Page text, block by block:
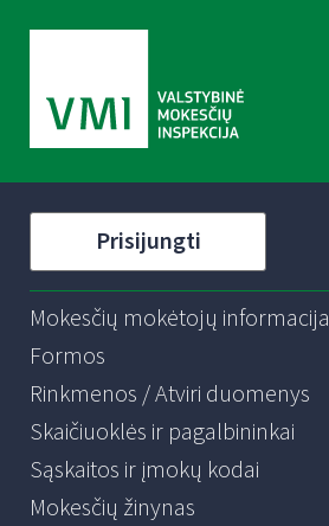
Prisijungti
Mokesčių mokėtojų informacija
Formos
Rinkmenos / Atviri duomenys
Skaičiuoklės ir pagalbininkai
Sąskaitos ir įmokų kodai
Mokesčių žinynas